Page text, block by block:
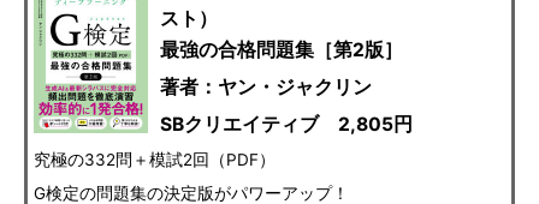
スト）
最強の合格問題集［第2版］
著者：ヤン・ジャクリン
SBクリエイティブ 2,805円
究極の332問＋模試2回（PDF）
G検定の問題集の決定版がパワーアップ！